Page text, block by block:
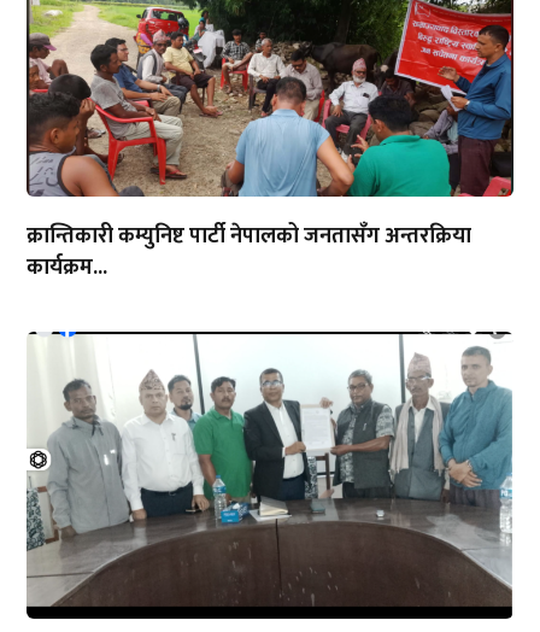
क्रान्तिकारी कम्युनिष्ट पार्टी नेपालको जनतासँग अन्तरक्रिया
कार्यक्रम...